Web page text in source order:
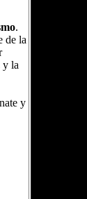
.
de la
y la
y